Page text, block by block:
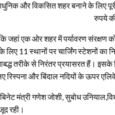
और विकसित शहर बनाने के लिए
रुपये
जहां एक ओर शहर में पर्यावरण संरक्षण
लिए 11 स्थानों पर चार्जिंग स्टेशनों का
तरीके से निरंतर प्रयासरत हैं। इसके
और बिंदाल नदियों के ऊपर
मंत्री गणेश जोशी, सुबोध
रही।